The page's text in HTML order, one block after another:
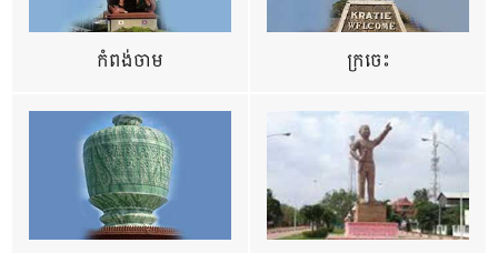
កំពង់ចាម ក្រចេះ